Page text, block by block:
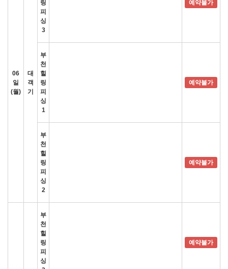
06
일
(월)
대
객
기
링
피
싱
3
예약불가
부
천
힐
링
피
싱
1
예약불가
부
천
힐
링
피
싱
2
예약불가
부
천
힐
링
피
싱
예약불가